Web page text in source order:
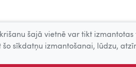
šajā vietnē var tikt
šo sīkdatņu izmantošanai, lūdzu,